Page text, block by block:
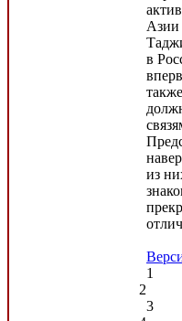
Азии
в
из
1
2
3